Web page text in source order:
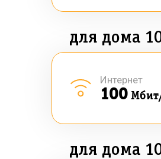
для дома
100
Интернет
для дома